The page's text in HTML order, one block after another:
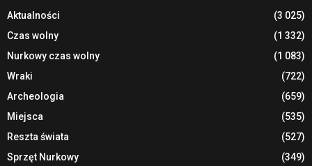
Aktualności
(3 025)
Czas wolny
(1 332)
Nurkowy czas wolny
(1 083)
Wraki
(722)
Archeologia
(659)
Miejsca
(535)
Reszta świata
(527)
Sprzęt Nurkowy
(349)